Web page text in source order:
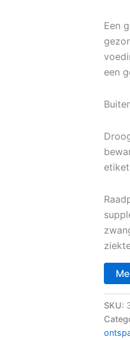
Een
een
SKU: